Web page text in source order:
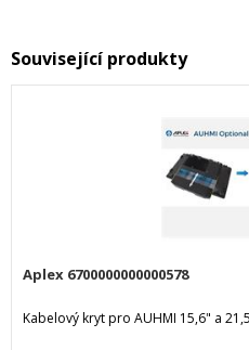
Související produkty
Aplex 6700000000000578
Kabelový kryt pro AUHMI 15,6" a